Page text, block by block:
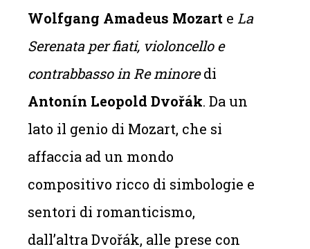
Wolfgang Amadeus Mozart e La
Serenata per fiati, violoncello e
contrabbasso in Re minoredi
Antonín Leopold Dvořák. Da un
lato il genio di Mozart, che si
affaccia ad un mondo
compositivo ricco di simbologie e
sentori di romanticismo,
dall’altra Dvořák, alle prese con